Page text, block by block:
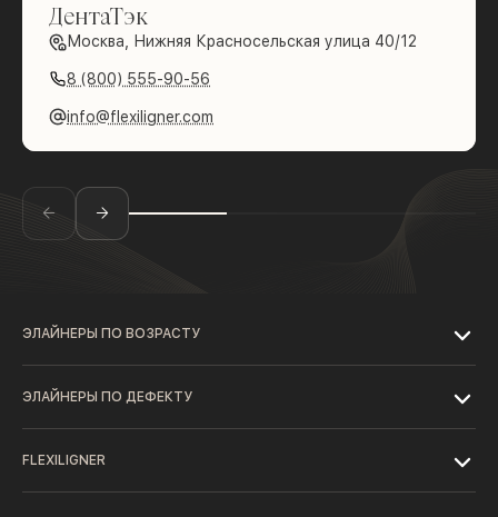
ДентаТэк
Москва, Нижняя Красносельская улица 40/12
8 (800) 555-90-56
info@flexiligner.com
ЭЛАЙНЕРЫ ПО ВОЗРАСТУ
ЭЛАЙНЕРЫ ПО ДЕФЕКТУ
FLEXILIGNER